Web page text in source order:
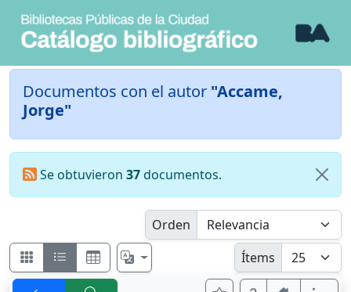
Documentos con el autor "Accame,
Jorge"
Se obtuvieron 37documentos.
Orden
Ítems